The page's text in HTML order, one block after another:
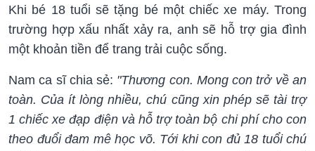
Khi bé 18 tuổi sẽ tặng bé một chiếc xe máy. Trong
trường hợp xấu nhất xảy ra, anh sẽ hỗ trợ gia đình
một khoản tiền để trang trải cuộc sống.
Nam ca sĩ chia sẻ: "Thương con. Mong con trở về an
toàn. Của ít lòng nhiều, chú cũng xin phép sẽ tài trợ
1 chiếc xe đạp điện và hỗ trợ toàn bộ chi phí cho con
theo đuổi đam mê học võ. Tới khi con đủ 18 tuổi chú